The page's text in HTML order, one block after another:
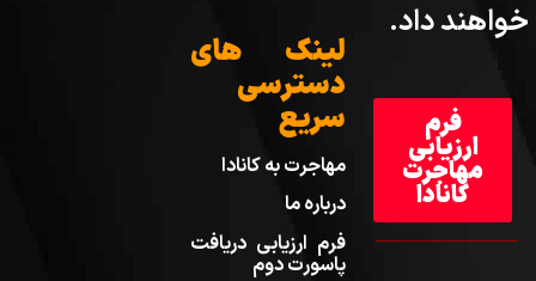
خواهند داد.
فرم
ارزیابی
مهاجرت
کانادا
لینک های
دسترسی
سریع
مهاجرت به کانادا
درباره ما
فرم ارزیابی دریافت
پاسورت دوم